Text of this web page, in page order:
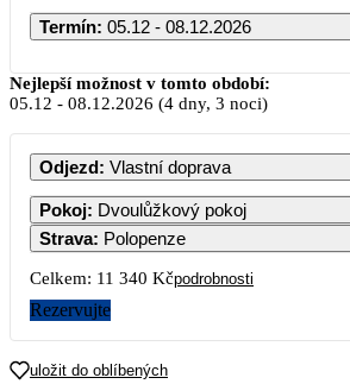
Termín: 05.12 - 08.12.2026
Nejlepší možnost v tomto období:
05.12 - 08.12.2026 (4 dny, 3 noci)
Odjezd: Vlastní doprava
Pokoj: Dvoulůžkový pokoj
Strava: Polopenze
Celkem: 11 340 Kčpodrobnosti
Rezervujte
uložit do oblíbených